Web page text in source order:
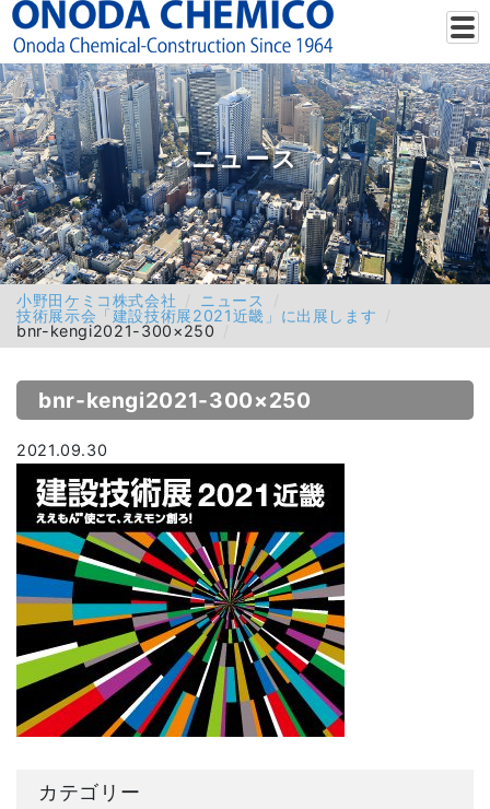
ニュース
小野田ケミコ株式会社
ニュース
技術展示会「建設技術展2021近畿」に出展します
bnr-kengi2021-300×250
bnr-kengi2021-300×250
2021.09.30
カテゴリー